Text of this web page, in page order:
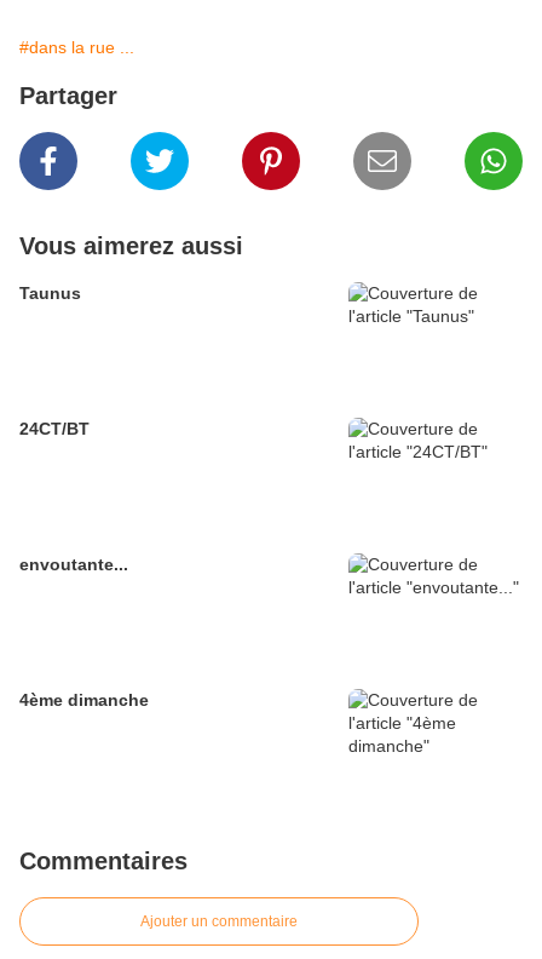
#dans la rue ...
Partager
Vous aimerez aussi
Taunus
24CT/BT
envoutante...
4ème dimanche
Commentaires
Ajouter un commentaire